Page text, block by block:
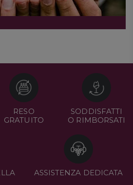
RESO
GRATUITO
SODDISFATTI
O RIMBORSATI
ASSISTENZA DEDICATA